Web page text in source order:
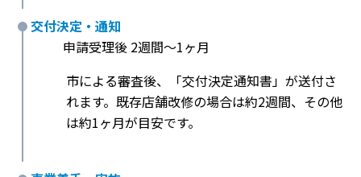
交付決定・通知
申請受理後 2週間〜1ヶ月
市による審査後、「交付決定通知書」が送付さ
れます。既存店舗改修の場合は約2週間、その他
は約1ヶ月が目安です。